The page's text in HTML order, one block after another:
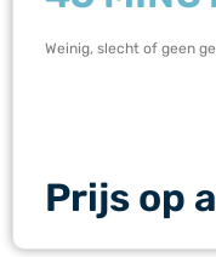
Weinig, slecht of geen
Prijs op